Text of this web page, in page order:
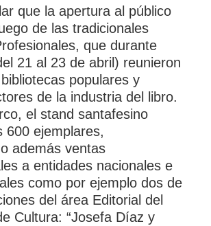
que la apertura al público
de las tradicionales
que durante
21 al 23 de abril) reunieron
populares y
de la industria del libro.
el stand santafesino
600 ejemplares,
además ventas
a entidades nacionales e
como por ejemplo dos de
del área Editorial del
Cultura: “Josefa Díaz y